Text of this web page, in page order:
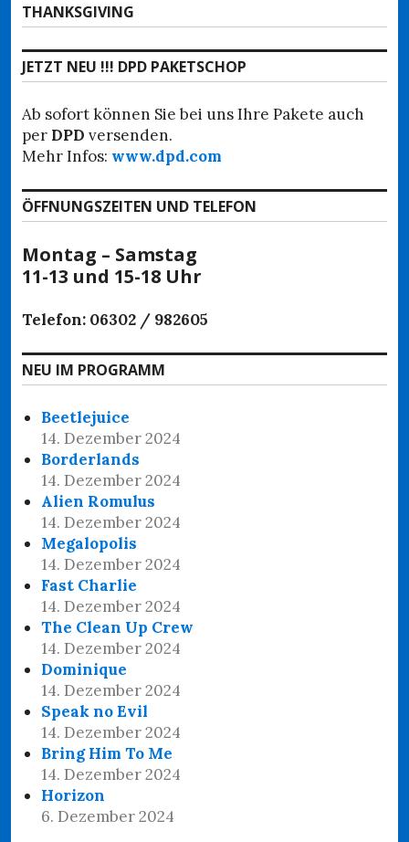
Nächster
Beitrag:
THANKSGIVING
JETZT NEU !!! DPD PAKETSCHOP
Ab sofort können Sie bei uns Ihre Pakete auch
per DPD versenden.
Mehr Infos: www.dpd.com
ÖFFNUNGSZEITEN UND TELEFON
Montag – Samstag
11-13 und 15-18 Uhr
Telefon: 06302 / 982605
NEU IM PROGRAMM
Beetlejuice
14. Dezember 2024
Borderlands
14. Dezember 2024
Alien Romulus
14. Dezember 2024
Megalopolis
14. Dezember 2024
Fast Charlie
14. Dezember 2024
The Clean Up Crew
14. Dezember 2024
Dominique
14. Dezember 2024
Speak no Evil
14. Dezember 2024
Bring Him To Me
14. Dezember 2024
Horizon
6. Dezember 2024